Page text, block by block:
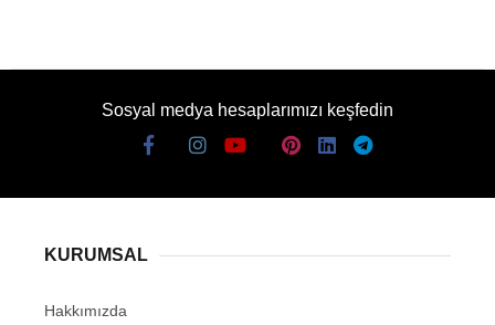
Sosyal medya hesaplarımızı keşfedin
KURUMSAL
Hakkımızda